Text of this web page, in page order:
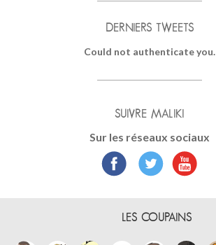
DERNIERS TWEETS
Could not authenticate you.
SUIVRE MALIKI
Sur les réseaux sociaux
LES COUPAINS